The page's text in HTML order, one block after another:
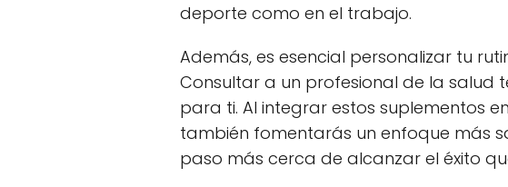
deporte como en el trabajo.
Además, es esencial personalizar tu
Consultar a un profesional de la salud
para ti. Al integrar estos suplementos
también fomentarás un enfoque más
paso más cerca de alcanzar el éxito